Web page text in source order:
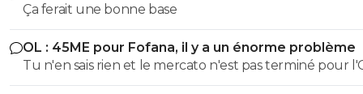
Ça ferait une bonne base
OL : 45ME pour Fofana, il y a un énorme problème
Tu n'en sais rien et le mercato n'est pas terminé pour
n'est même pas commencé. Je souhaite néanmoins